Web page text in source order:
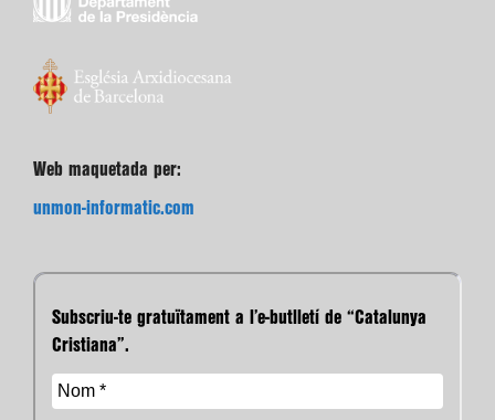
Web maquetada per:
unmon-informatic.com
Subscriu-te gratuïtament a l’e-butlletí de “Catalunya
Cristiana”.